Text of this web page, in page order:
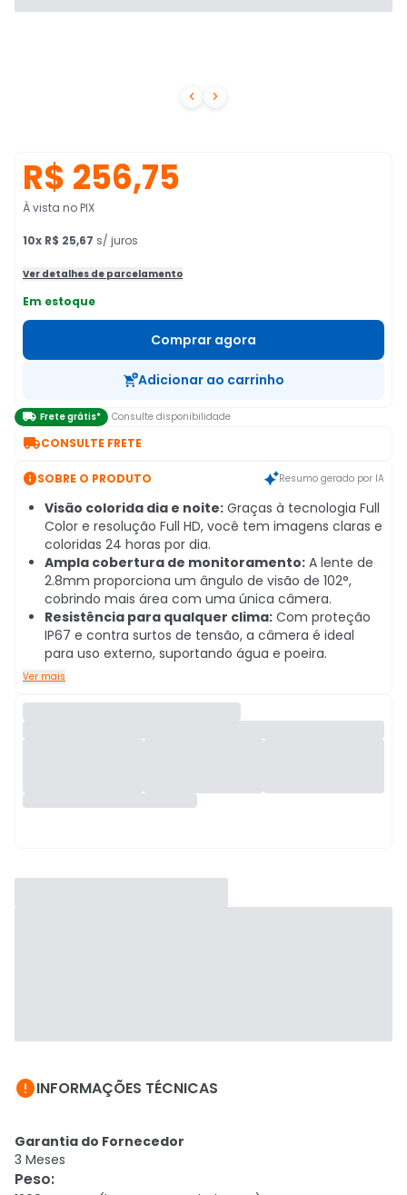
 
R$ 256,75
À vista no PIX
10x R$ 25,67 s/ juros
Ver detalhes de parcelamento
Em estoque
Comprar agora
Adicionar ao carrinho
 Frete grátis* Consulte disponibilidade
CONSULTE FRETE
SOBRE O PRODUTO Resumo gerado por IA
Visão colorida dia e noite: Graças à tecnologia Full
Color e resolução Full HD, você tem imagens claras e
coloridas 24 horas por dia.
Ampla cobertura de monitoramento: A lente de
2.8mm proporciona um ângulo de visão de 102°,
cobrindo mais área com uma única câmera.
Resistência para qualquer clima: Com proteção
IP67 e contra surtos de tensão, a câmera é ideal
para uso externo, suportando água e poeira.
Ver mais
INFORMAÇÕES TÉCNICAS
Garantia do Fornecedor
3 Meses
Peso: